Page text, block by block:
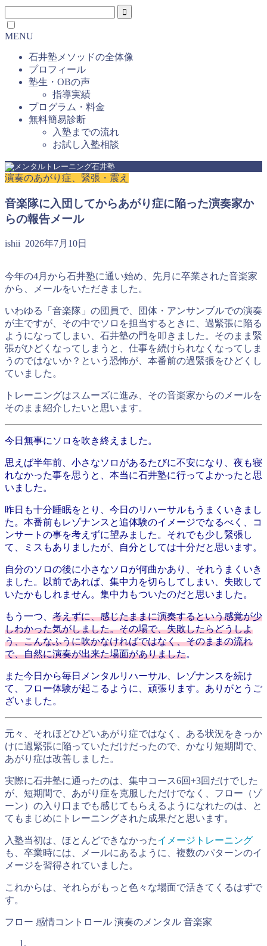
MENU
石井塾メソッドの全体像
プロフィール
塾生・OBの声
指導実績
プログラム・料金
無料簡易診断
入塾までの流れ
お試し入塾相談
演奏のあがり症、緊張・震え
音楽隊に入団してからあがり症に陥った演奏家か
らの報告メール
ishii 2026年7月10日
今年の4月から石井塾に通い始め、先月に卒業された音楽家
から、メールをいただきました。
いわゆる「音楽隊」の団員で、団体・アンサンブルでの演奏
が主ですが、その中でソロを担当するときに、過緊張に陥る
ようになってしまい、石井塾の門を叩きました。そのまま緊
張がひどくなってしまうと、仕事を続けられなくなってしま
うのではないか？という恐怖が、本番前の過緊張をひどくし
ていました。
トレーニングはスムーズに進み、その音楽家からのメールを
そのまま紹介したいと思います。
今日無事にソロを吹き終えました。
思えば半年前、小さなソロがあるたびに不安になり、夜も寝
れなかった事を思うと、本当に石井塾に行ってよかったと思
いました。
昨日も十分睡眠をとり、今日のリハーサルもうまくいきまし
た。本番前もレゾナンスと追体験のイメージでなるべく、コ
ンサートの事を考えずに望みました。それでも少し緊張し
て、ミスもありましたが、自分としては十分だと思います。
自分のソロの後に小さなソロが何曲かあり、それうまくいき
ました。以前であれば、集中力を切らしてしまい、失敗して
いたかもしれません。集中力もついたのだと思いました。
もう一つ、 考えずに、感じたままに演奏するという感覚が少
しわかった気がしました。その場で、失敗したらどうしよ
う、こんなふうに吹かなければではなく、そのままの流れ
で、自然に演奏が出来た場面がありました。
また今日から毎日メンタルリハーサル、レゾナンスを続け
て、フロー体験が起こるように、頑張ります。ありがとうご
ざいました。
元々、それほどひどいあがり症ではなく、ある状況をきっか
けに過緊張に陥っていただけだったので、かなり短期間で、
あがり症は改善しました。
実際に石井塾に通ったのは、集中コース6回+3回だけでした
が、短期間で、あがり症を克服しただけでなく、フロー（ゾ
ーン）の入り口までも感じてもらえるようになれたのは、と
てもまじめにトレーニングされた成果だと思います。
入塾当初は、ほとんどできなかったイメージトレーニング
も、卒業時には、メールにあるように、複数のパターンのイ
メージを習得されていました。
これからは、それらがもっと色々な場面で活きてくるはずで
す。
フロー 感情コントロール 演奏のメンタル 音楽家